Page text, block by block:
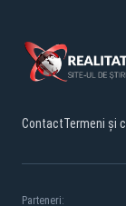
ContactTermeni și
Parteneri: